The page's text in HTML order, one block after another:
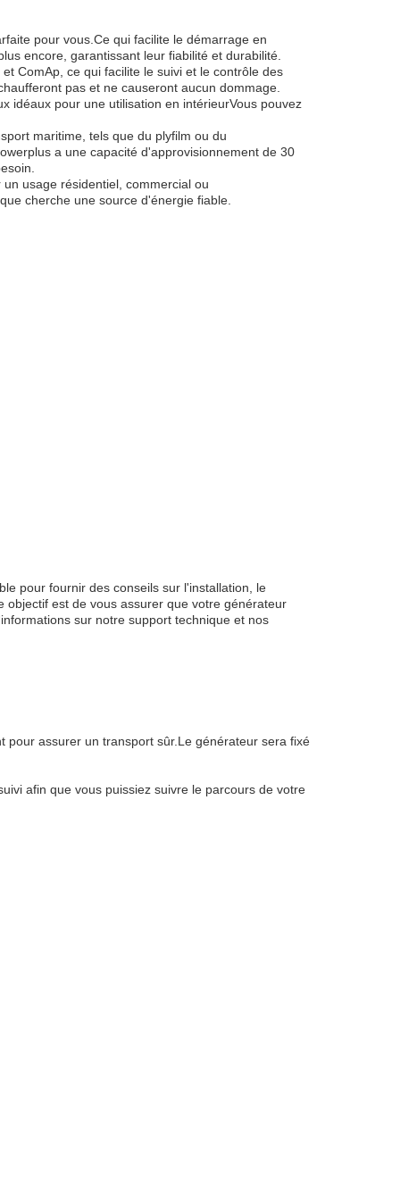
pour vous.Ce qui facilite le démarrage en
encore, garantissant leur fiabilité et durabilité.
ComAp, ce qui facilite le suivi et le contrôle des
pas et ne causeront aucun dommage.
idéaux pour une utilisation en intérieurVous pouvez
maritime, tels que du plyfilm ou du
a une capacité d'approvisionnement de 30
usage résidentiel, commercial ou
cherche une source d'énergie fiable.
pour fournir des conseils sur l'installation, le
est de vous assurer que votre générateur
sur notre support technique et nos
assurer un transport sûr.Le générateur sera fixé
afin que vous puissiez suivre le parcours de votre